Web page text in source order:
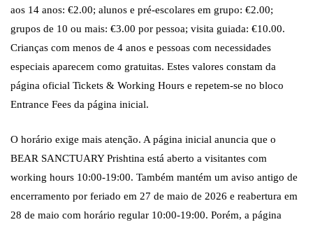
aos 14 anos: €2.00; alunos e pré-escolares em grupo: €2.00;
grupos de 10 ou mais: €3.00 por pessoa; visita guiada: €10.00.
Crianças com menos de 4 anos e pessoas com necessidades
especiais aparecem como gratuitas. Estes valores constam da
página oficial Tickets & Working Hours e repetem-se no bloco
Entrance Fees da página inicial.
O horário exige mais atenção. A página inicial anuncia que o
BEAR SANCTUARY Prishtina está aberto a visitantes com
working hours 10:00-19:00. Também mantém um aviso antigo de
encerramento por feriado em 27 de maio de 2026 e reabertura em
28 de maio com horário regular 10:00-19:00. Porém, a página